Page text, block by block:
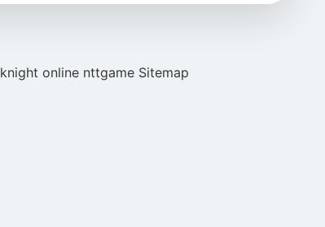
knight online nttgame Sitemap